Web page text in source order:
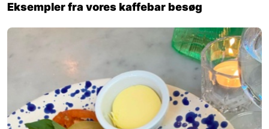
Eksempler fra vores kaffebar besøg